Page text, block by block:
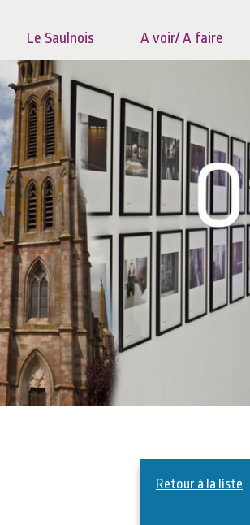
Le Saulnois A voir/ A faire
Retour à la liste